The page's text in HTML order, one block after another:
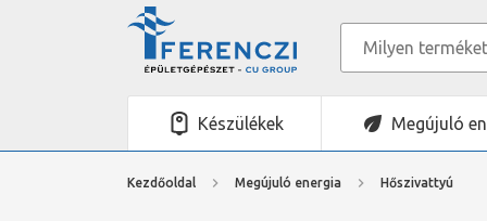
Készülékek Megújuló
Kezdőoldal Megújuló energia Hőszivattyú